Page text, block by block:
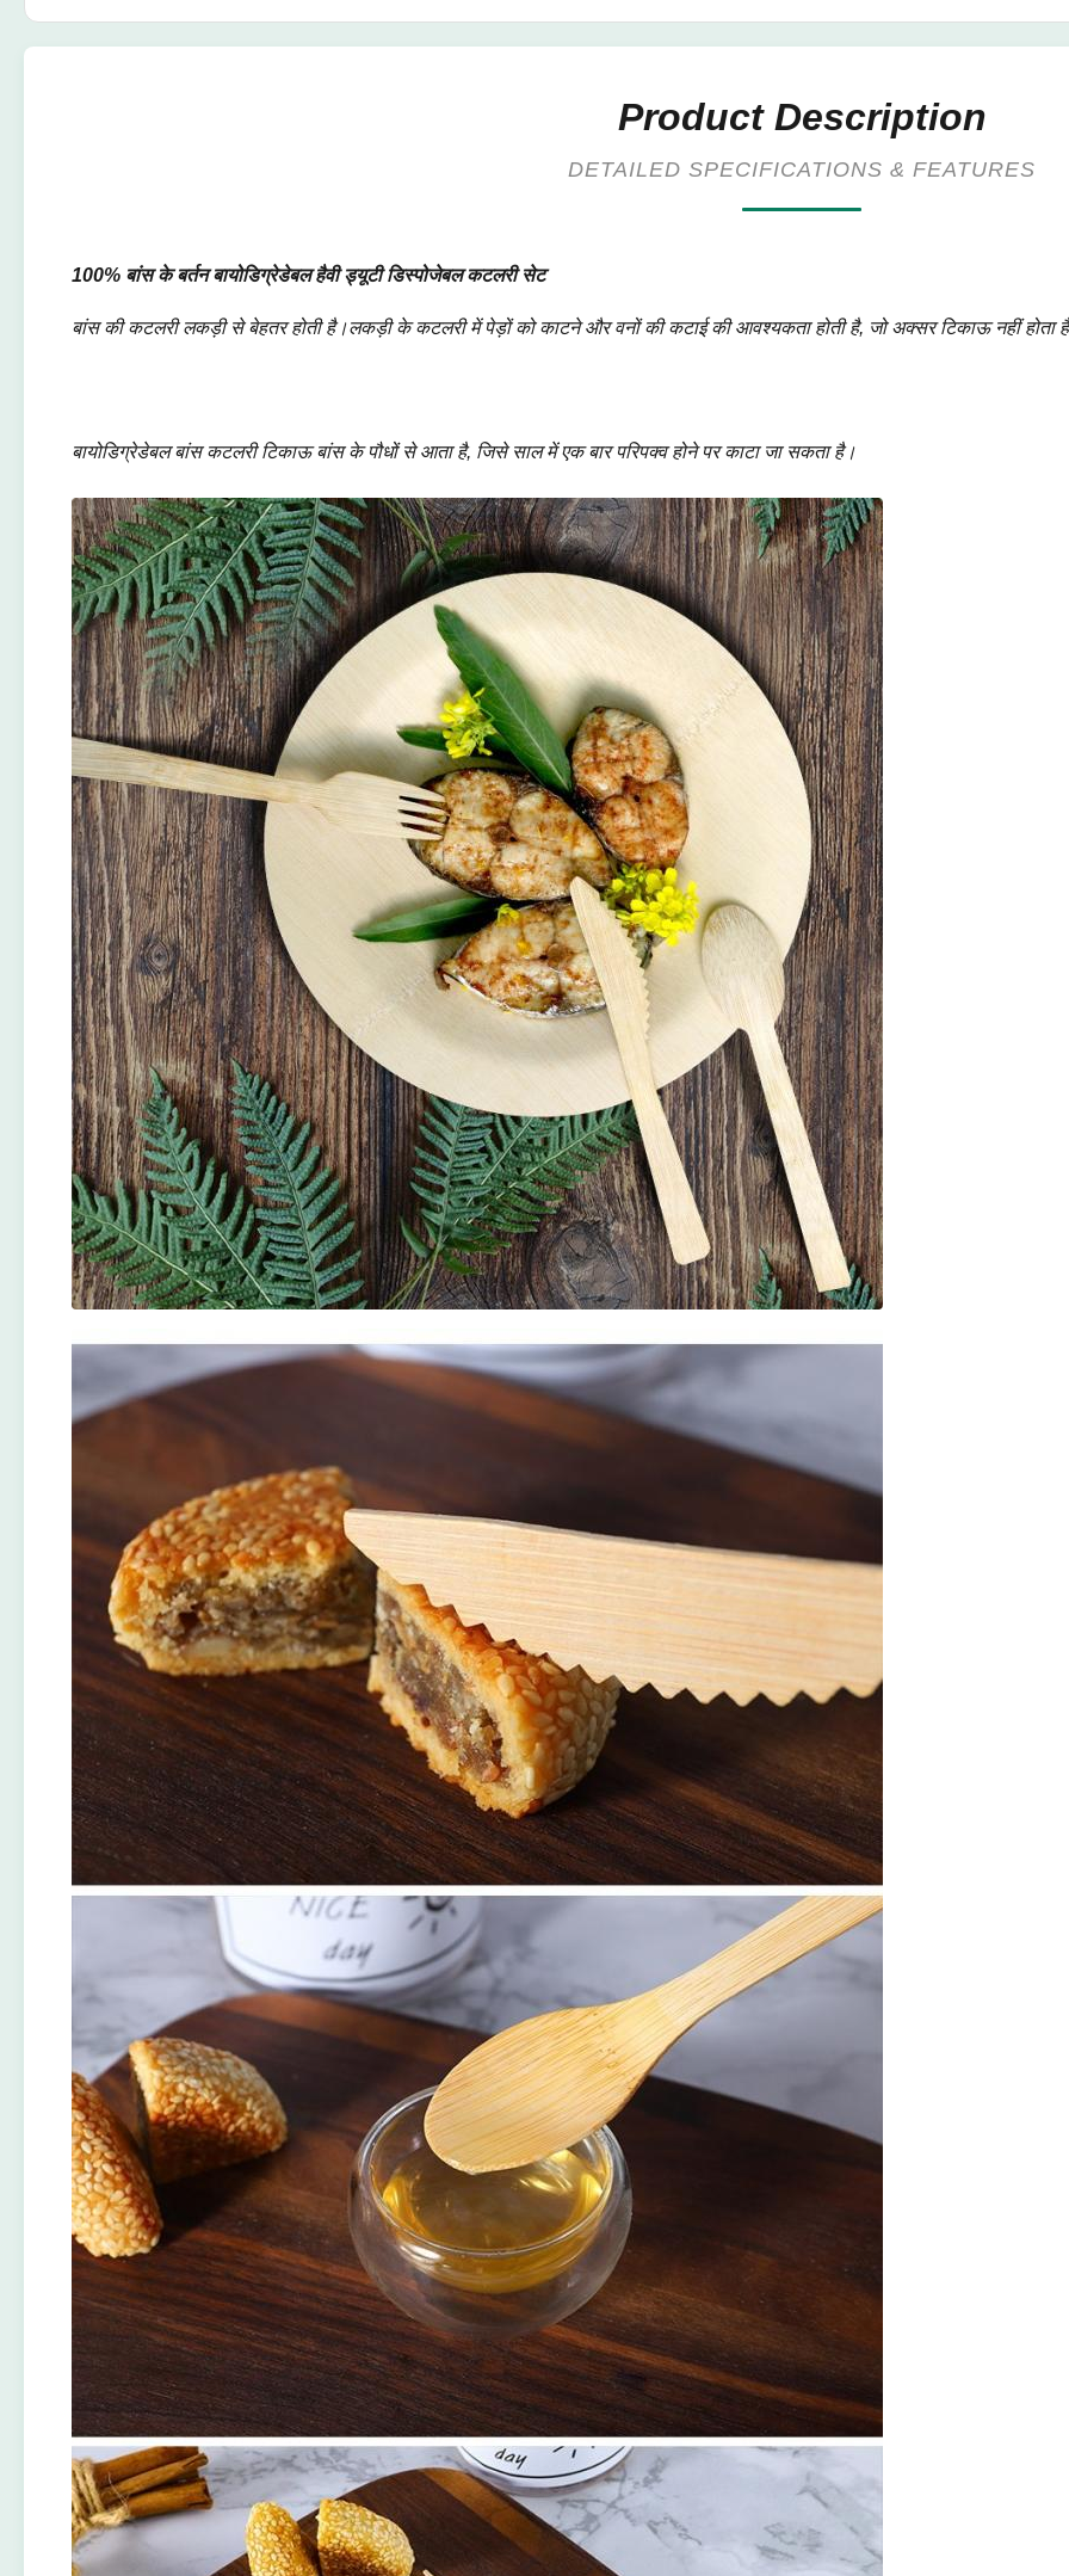
Product Description
DETAILED SPECIFICATIONS & FEATURES
100% बांस के बर्तन बायोडिग्रेडेबल हैवी ड्यूटी डिस्पोजेबल कटलरी सेट
बांस की कटलरी लकड़ी से बेहतर होती है।लकड़ी के कटलरी में पेड़ों को काटने और वनों की कटाई की आवश्यकता होती है, जो अक्सर टिकाऊ नहीं होता
बायोडिग्रेडेबल बांस कटलरी टिकाऊ बांस के पौधों से आता है, जिसे साल में एक बार परिपक्व होने पर काटा जा सकता है।